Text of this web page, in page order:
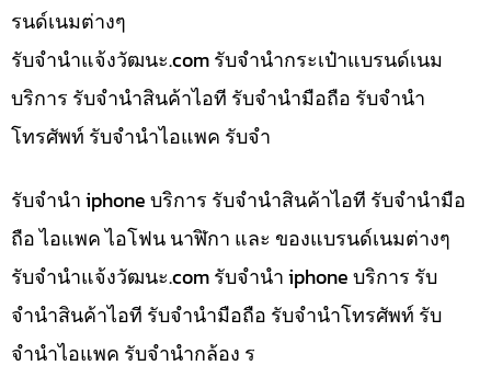
รนด์เนมต่างๆ
รับจํานําแจ้งวัฒนะ.com รับจำนำกระเป๋าแบรนด์เนม
บริการ รับจำนำสินค้าไอที รับจำนำมือถือ รับจำนำ
โทรศัพท์ รับจำนำไอแพค รับจำ
รับจำนำ iphone บริการ รับจำนำสินค้าไอที รับจำนำมือ
ถือ ไอแพค ไอโฟน นาฬิกา และ ของแบรนด์เนมต่างๆ
รับจํานําแจ้งวัฒนะ.com รับจำนำ iphone บริการ รับ
จำนำสินค้าไอที รับจำนำมือถือ รับจำนำโทรศัพท์ รับ
จำนำไอแพค รับจำนำกล้อง ร